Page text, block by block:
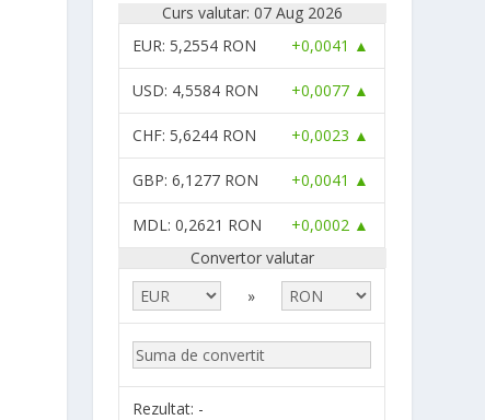
Curs valutar: 07 Aug 2026
EUR: 5,2554 RON +0,0041 ▲
USD: 4,5584 RON +0,0077 ▲
CHF: 5,6244 RON +0,0023 ▲
GBP: 6,1277 RON +0,0041 ▲
MDL: 0,2621 RON
+0,0002 ▲
Convertor valutar
»
Rezultat: -